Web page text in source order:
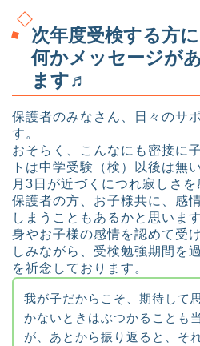
次年度受検する方
何かメッセージが
ます♬
保護者のみなさん、日々のサ
す。
おそらく、こんなにも密接に
トは中学受験（検）以後は無
月3日が近づくにつれ寂しさを
保護者の方、お子様共に、感
しまうこともあるかと思いま
身やお子様の感情を認めて受
しみながら、受検勉強期間を
を祈念しております。
我が子だからこそ、期待して
かないときはぶつかることも
が、あとから振り返ると、そ